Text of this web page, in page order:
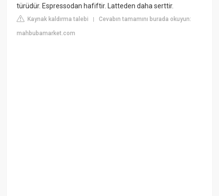
türüdür. Espressodan hafiftir. Latteden daha serttir.
Kaynak kaldırma talebi |Cevabın tamamını burada okuyun:
mahbubamarket.com